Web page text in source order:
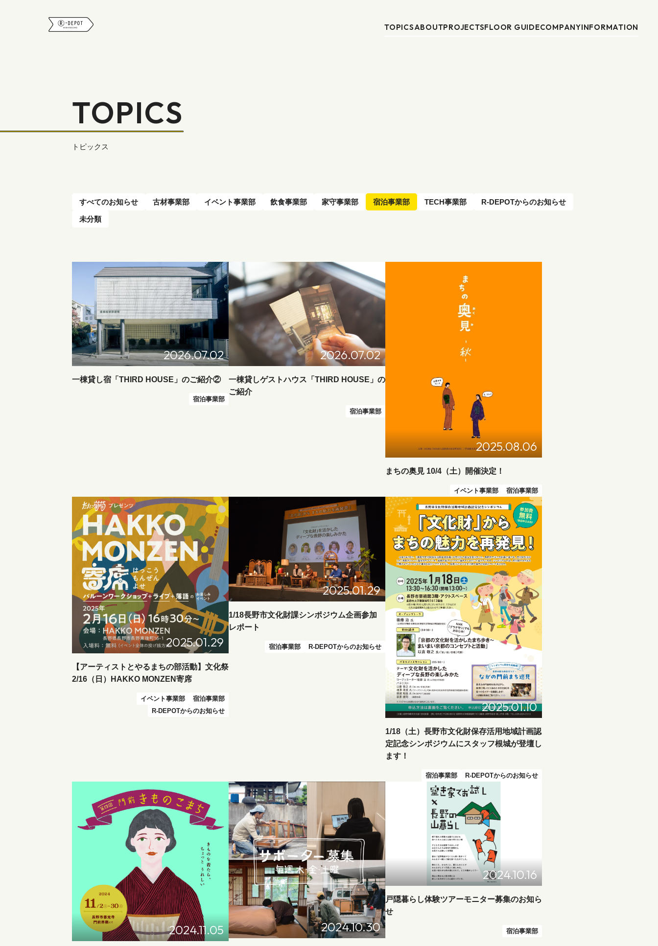
TOPICSABOUTPROJECTSFLOOR GUIDECOMPANYINFORMATION
TOPICS
トピックス
すべてのお知らせ 古材事業部 イベント事業部 飲食事業部 家守事業部 宿泊事業部 TECH事業部 R-DEPOTからのお知らせ
未分類
2026.07.02
一棟貸し宿「THIRD HOUSE」のご紹介②
宿泊事業部
2026.07.02
一棟貸しゲストハウス「THIRD HOUSE」の
ご紹介
宿泊事業部
2025.08.06
まちの奥見 10/4（土）開催決定！
イベント事業部 宿泊事業部
2025.01.29
【アーティストとやるまちの部活動】文化祭
2/16（日）HAKKO MONZEN寄席
イベント事業部
宿泊事業部
R-DEPOTからのお知らせ
2025.01.29
1/18長野市文化財課シンポジウム企画参加
レポート
宿泊事業部 R-DEPOTからのお知らせ
2025.01.10
1/18（土）長野市文化財保存活用地域計画認
定記念シンポジウムにスタッフ根城が登壇し
ます！
宿泊事業部 R-DEPOTからのお知らせ
2024.11.05 2024.10.30
2024.10.16
戸隠暮らし体験ツアーモニター募集のお知ら
せ
宿泊事業部